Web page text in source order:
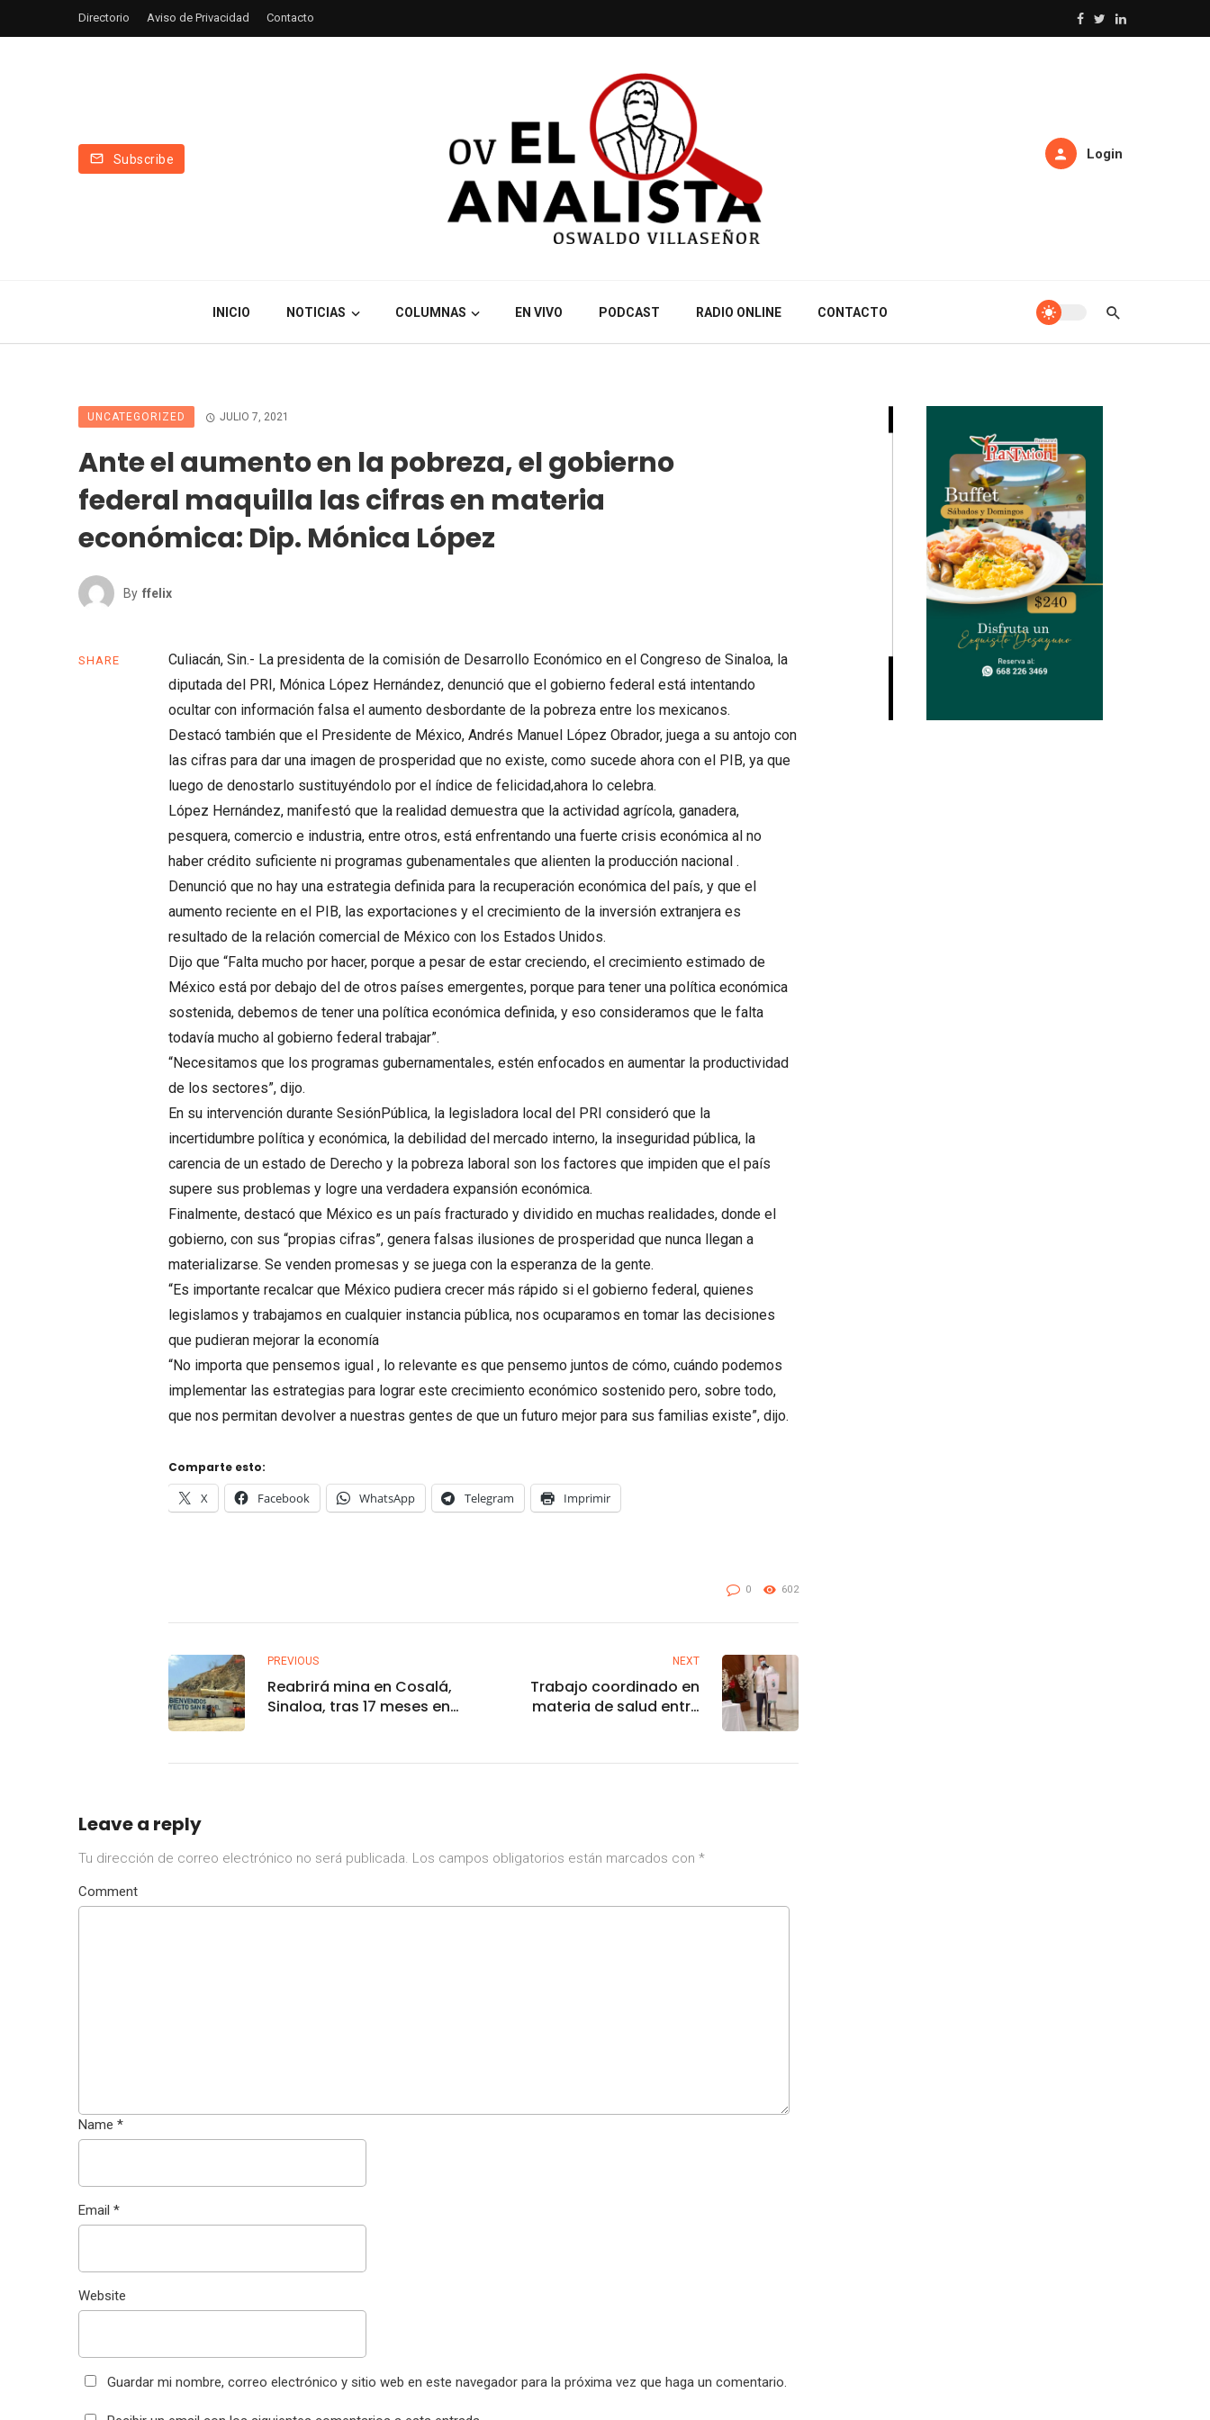
Directorio Aviso de Privacidad Contacto
Subscribe Login
INICIO NOTICIAS COLUMNAS EN VIVO PODCAST RADIO ONLINE CONTACTO
UNCATEGORIZED JULIO 7, 2021
Ante el aumento en la pobreza, el gobierno
federal maquilla las cifras en materia
económica: Dip. Mónica López
By Ffelix
SHARE
Culiacán, Sin.- La presidenta de la comisión de Desarrollo Económico en el Congreso de Sinaloa, la
diputada del PRI, Mónica López Hernández, denunció que el gobierno federal está intentando
ocultar con información falsa el aumento desbordante de la pobreza entre los mexicanos.
Destacó también que el Presidente de México, Andrés Manuel López Obrador, juega a su antojo con
las cifras para dar una imagen de prosperidad que no existe, como sucede ahora con el PIB, ya que
luego de denostarlo sustituyéndolo por el índice de felicidad,ahora lo celebra.
López Hernández, manifestó que la realidad demuestra que la actividad agrícola, ganadera,
pesquera, comercio e industria, entre otros, está enfrentando una fuerte crisis económica al no
haber crédito suficiente ni programas gubenamentales que alienten la producción nacional .
Denunció que no hay una estrategia definida para la recuperación económica del país, y que el
aumento reciente en el PIB, las exportaciones y el crecimiento de la inversión extranjera es
resultado de la relación comercial de México con los Estados Unidos.
Dijo que “Falta mucho por hacer, porque a pesar de estar creciendo, el crecimiento estimado de
México está por debajo del de otros países emergentes, porque para tener una política económica
sostenida, debemos de tener una política económica definida, y eso consideramos que le falta
todavía mucho al gobierno federal trabajar”.
“Necesitamos que los programas gubernamentales, estén enfocados en aumentar la productividad
de los sectores”, dijo.
En su intervención durante SesiónPública, la legisladora local del PRI consideró que la
incertidumbre política y económica, la debilidad del mercado interno, la inseguridad pública, la
carencia de un estado de Derecho y la pobreza laboral son los factores que impiden que el país
supere sus problemas y logre una verdadera expansión económica.
Finalmente, destacó que México es un país fracturado y dividido en muchas realidades, donde el
gobierno, con sus “propias cifras”, genera falsas ilusiones de prosperidad que nunca llegan a
materializarse. Se venden promesas y se juega con la esperanza de la gente.
“Es importante recalcar que México pudiera crecer más rápido si el gobierno federal, quienes
legislamos y trabajamos en cualquier instancia pública, nos ocuparamos en tomar las decisiones
que pudieran mejorar la economía
“No importa que pensemos igual , lo relevante es que pensemo juntos de cómo, cuándo podemos
implementar las estrategias para lograr este crecimiento económico sostenido pero, sobre todo,
que nos permitan devolver a nuestras gentes de que un futuro mejor para sus familias existe”, dijo.
Comparte esto:
X Facebook WhatsApp Telegram Imprimir
0 602
PREVIOUS
Reabrirá mina en Cosalá,
Sinaloa, tras 17 meses en
NEXT
Trabajo coordinado en
materia de salud entre
Leave a reply
Tu dirección de correo electrónico no será publicada. Los campos obligatorios están marcados con *
Comment
Name *
Email *
Website
Guardar mi nombre, correo electrónico y sitio web en este navegador para la próxima vez que haga un comentario.